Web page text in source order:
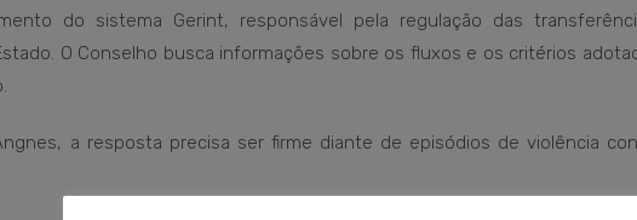
do sistema Gerint, responsável pela regulação das
O Conselho busca informações sobre os fluxos e os critérios
a resposta precisa ser firme diante de episódios de violência